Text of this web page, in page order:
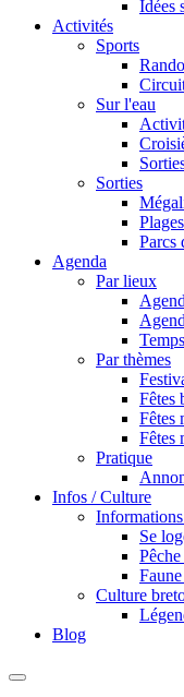
Idées
Activités
Sports
Sur l'eau
Sorties
Plages
Parcs
Agenda
Par lieux
Par thèmes
Fêtes
Fêtes
Fêtes
Pratique
Infos / Culture
Se
Culture
Blog